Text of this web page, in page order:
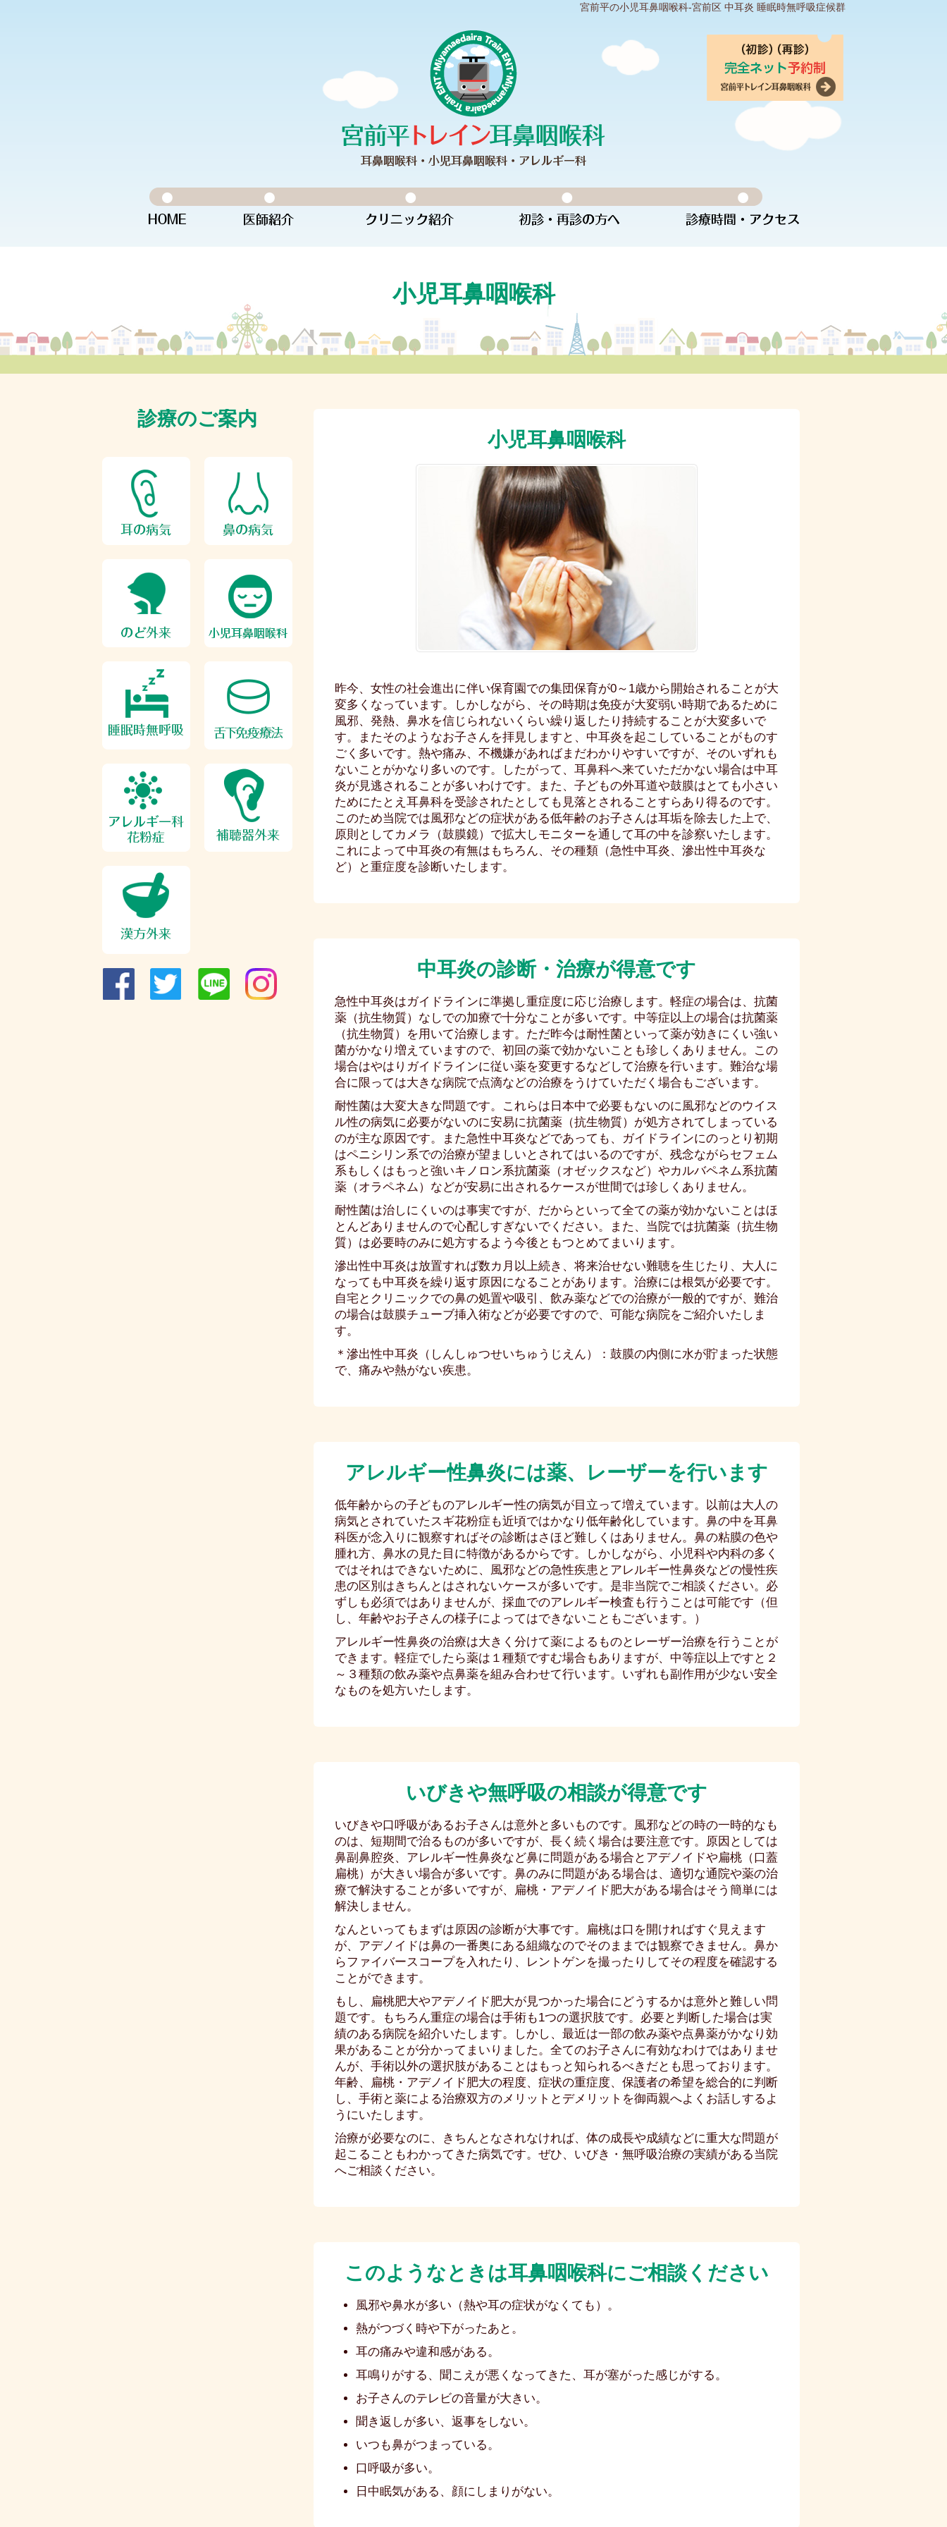
宮前平の小児耳鼻咽喉科‐宮前区 中耳炎 睡眠時無呼吸症候群
小児耳鼻咽喉科
診療のご案内
小児耳鼻咽喉科
昨今、女性の社会進出に伴い保育園での集団保育が0～1歳から開始されることが大
変多くなっています。しかしながら、その時期は免疫が大変弱い時期であるために
風邪、発熱、鼻水を信じられないくらい繰り返したり持続することが大変多いで
す。またそのようなお子さんを拝見しますと、中耳炎を起こしていることがものす
ごく多いです。熱や痛み、不機嫌があればまだわかりやすいですが、そのいずれも
ないことがかなり多いのです。したがって、耳鼻科へ来ていただかない場合は中耳
炎が見逃されることが多いわけです。また、子どもの外耳道や鼓膜はとても小さい
ためにたとえ耳鼻科を受診されたとしても見落とされることすらあり得るのです。
このため当院では風邪などの症状がある低年齢のお子さんは耳垢を除去した上で、
原則としてカメラ（鼓膜鏡）で拡大しモニターを通して耳の中を診察いたします。
これによって中耳炎の有無はもちろん、その種類（急性中耳炎、滲出性中耳炎な
ど）と重症度を診断いたします。
中耳炎の診断・治療が得意です
急性中耳炎はガイドラインに準拠し重症度に応じ治療します。軽症の場合は、抗菌
薬（抗生物質）なしでの加療で十分なことが多いです。中等症以上の場合は抗菌薬
（抗生物質）を用いて治療します。ただ昨今は耐性菌といって薬が効きにくい強い
菌がかなり増えていますので、初回の薬で効かないことも珍しくありません。この
場合はやはりガイドラインに従い薬を変更するなどして治療を行います。難治な場
合に限っては大きな病院で点滴などの治療をうけていただく場合もございます。
耐性菌は大変大きな問題です。これらは日本中で必要もないのに風邪などのウイス
ル性の病気に必要がないのに安易に抗菌薬（抗生物質）が処方されてしまっている
のが主な原因です。また急性中耳炎などであっても、ガイドラインにのっとり初期
はペニシリン系での治療が望ましいとされてはいるのですが、残念ながらセフェム
系もしくはもっと強いキノロン系抗菌薬（オゼックスなど）やカルバペネム系抗菌
薬（オラペネム）などが安易に出されるケースが世間では珍しくありません。
耐性菌は治しにくいのは事実ですが、だからといって全ての薬が効かないことはほ
とんどありませんので心配しすぎないでください。また、当院では抗菌薬（抗生物
質）は必要時のみに処方するよう今後ともつとめてまいります。
滲出性中耳炎は放置すれば数カ月以上続き、将来治せない難聴を生じたり、大人に
なっても中耳炎を繰り返す原因になることがあります。治療には根気が必要です。
自宅とクリニックでの鼻の処置や吸引、飲み薬などでの治療が一般的ですが、難治
の場合は鼓膜チューブ挿入術などが必要ですので、可能な病院をご紹介いたしま
す。
＊滲出性中耳炎（しんしゅつせいちゅうじえん）：鼓膜の内側に水が貯まった状態
で、痛みや熱がない疾患。
アレルギー性鼻炎には薬、レーザーを行います
低年齢からの子どものアレルギー性の病気が目立って増えています。以前は大人の
病気とされていたスギ花粉症も近頃ではかなり低年齢化しています。鼻の中を耳鼻
科医が念入りに観察すればその診断はさほど難しくはありません。鼻の粘膜の色や
腫れ方、鼻水の見た目に特徴があるからです。しかしながら、小児科や内科の多く
ではそれはできないために、風邪などの急性疾患とアレルギー性鼻炎などの慢性疾
患の区別はきちんとはされないケースが多いです。是非当院でご相談ください。必
ずしも必須ではありませんが、採血でのアレルギー検査も行うことは可能です（但
し、年齢やお子さんの様子によってはできないこともございます。）
アレルギー性鼻炎の治療は大きく分けて薬によるものとレーザー治療を行うことが
できます。軽症でしたら薬は１種類ですむ場合もありますが、中等症以上ですと２
～３種類の飲み薬や点鼻薬を組み合わせて行います。いずれも副作用が少ない安全
なものを処方いたします。
いびきや無呼吸の相談が得意です
いびきや口呼吸があるお子さんは意外と多いものです。風邪などの時の一時的なも
のは、短期間で治るものが多いですが、長く続く場合は要注意です。原因としては
鼻副鼻腔炎、アレルギー性鼻炎など鼻に問題がある場合とアデノイドや扁桃（口蓋
扁桃）が大きい場合が多いです。鼻のみに問題がある場合は、適切な通院や薬の治
療で解決することが多いですが、扁桃・アデノイド肥大がある場合はそう簡単には
解決しません。
なんといってもまずは原因の診断が大事です。扁桃は口を開ければすぐ見えます
が、アデノイドは鼻の一番奥にある組織なのでそのままでは観察できません。鼻か
らファイバースコープを入れたり、レントゲンを撮ったりしてその程度を確認する
ことができます。
もし、扁桃肥大やアデノイド肥大が見つかった場合にどうするかは意外と難しい問
題です。もちろん重症の場合は手術も1つの選択肢です。必要と判断した場合は実
績のある病院を紹介いたします。しかし、最近は一部の飲み薬や点鼻薬がかなり効
果があることが分かってまいりました。全てのお子さんに有効なわけではありませ
んが、手術以外の選択肢があることはもっと知られるべきだとも思っております。
年齢、扁桃・アデノイド肥大の程度、症状の重症度、保護者の希望を総合的に判断
し、手術と薬による治療双方のメリットとデメリットを御両親へよくお話しするよ
うにいたします。
治療が必要なのに、きちんとなされなければ、体の成長や成績などに重大な問題が
起こることもわかってきた病気です。ぜひ、いびき・無呼吸治療の実績がある当院
へご相談ください。
このようなときは耳鼻咽喉科にご相談ください
風邪や鼻水が多い（熱や耳の症状がなくても）。
熱がつづく時や下がったあと。
耳の痛みや違和感がある。
耳鳴りがする、聞こえが悪くなってきた、耳が塞がった感じがする。
お子さんのテレビの音量が大きい。
聞き返しが多い、返事をしない。
いつも鼻がつまっている。
口呼吸が多い。
日中眠気がある、顔にしまりがない。